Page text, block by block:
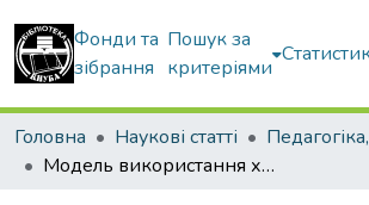
Фонди та
зібрання
Пошук за
критеріями
Головна Наукові статті
Модель використання художнього фільму як засобу професійної підготовки педагога